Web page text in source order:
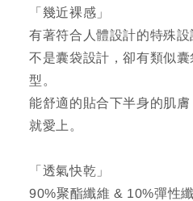
「幾近裸感」
有著符合人體設計的特殊設
不是囊袋設計，卻有類似
型。
能舒適的貼合下半身的肌
就愛上。
「透氣快乾」
90%聚酯纖維 & 10%彈性